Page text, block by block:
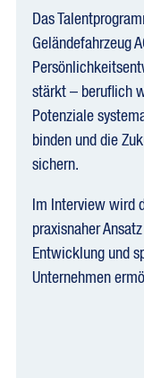
Das
Geländefahrzeug
stärkt – beruflich
Potenziale
binden und die
sichern.
Im Interview wird
praxisnaher
Entwicklung und
Unternehmen